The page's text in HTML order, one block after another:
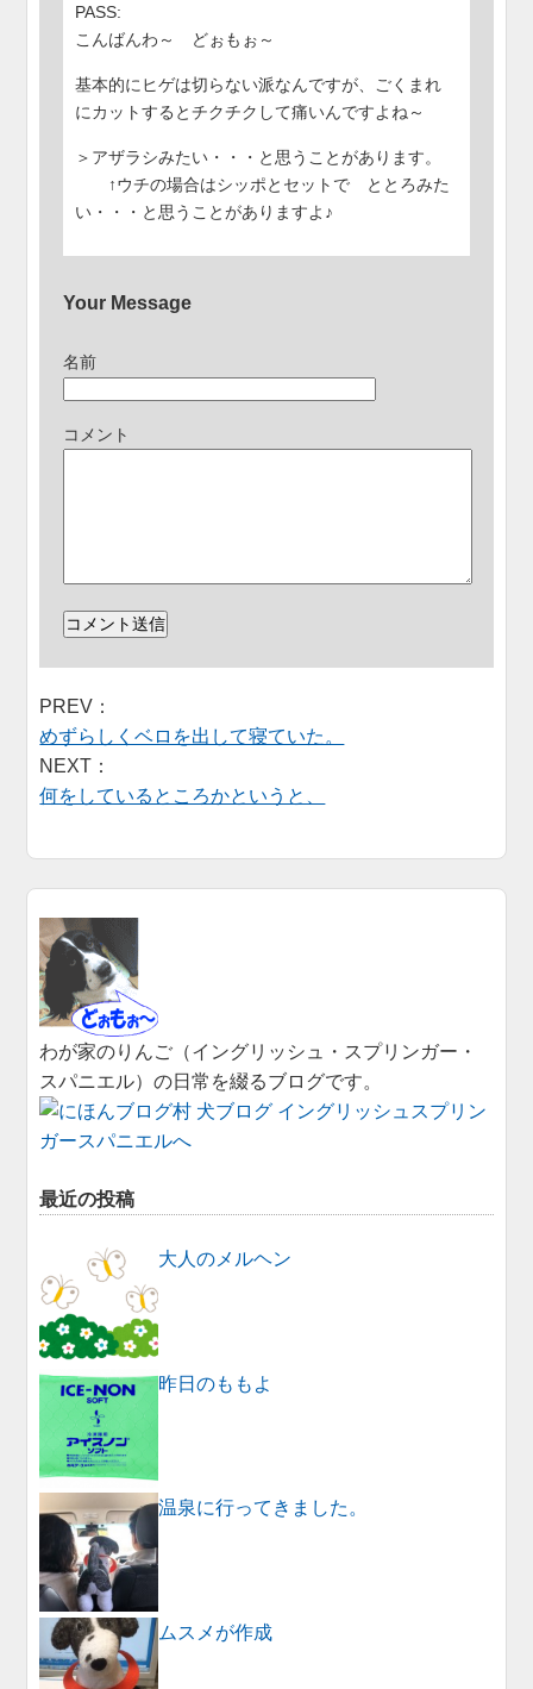
PASS:
こんばんわ～ どぉもぉ～
基本的にヒゲは切らない派なんですが、ごくまれ
にカットするとチクチクして痛いんですよね～
＞アザラシみたい・・・と思うことがあります。
↑ウチの場合はシッポとセットで ととろみた
い・・・と思うことがありますよ♪
Your Message
名前
コメント
PREV：
めずらしくベロを出して寝ていた。
NEXT：
何をしているところかというと、
わが家のりんご（イングリッシュ・スプリンガー・
スパニエル）の日常を綴るブログです。
最近の投稿
大人のメルヘン
昨日のももよ
温泉に行ってきました。
ムスメが作成